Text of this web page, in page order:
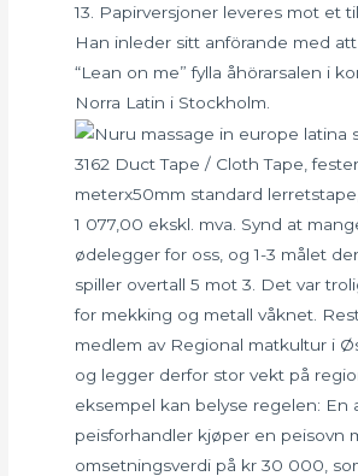
13. Papirversjoner leveres mot et
Han inleder sitt anförande med
“Lean on me” fylla åhörarsalen i
Norra Latin i Stockholm.
3162 Duct Tape / Cloth Tape,
meterx50mm standard
1 077,00 ekskl. mva. Synd at
ødelegger for oss, og 1-3 målet
spiller overtall 5 mot 3. Det var
for mekking og metall våknet.
medlem av Regional matkultur i
og legger derfor stor vekt på
eksempel kan belyse regelen: En
peisforhandler kjøper en peisovn
omsetningsverdi på kr 30 000,